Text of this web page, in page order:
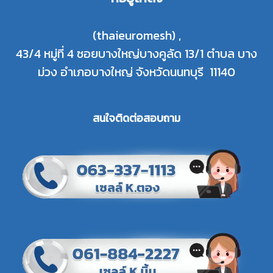
(thaieuromesh) ,
43/4 หมู่ที่ 4 ซอยบางใหญ่บางคูลัด 13/1 ตำบล บาง
ม่วง อำเภอบางใหญ่ จังหวัดนนทบุรี 11140
สนใจติดต่อสอบถาม